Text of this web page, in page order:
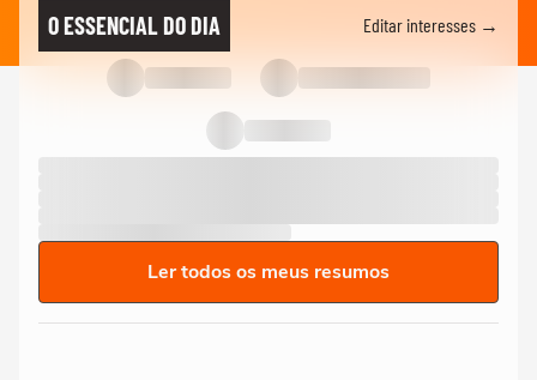
O ESSENCIAL DO DIA Editar interesses →
Ler todos os meus resumos